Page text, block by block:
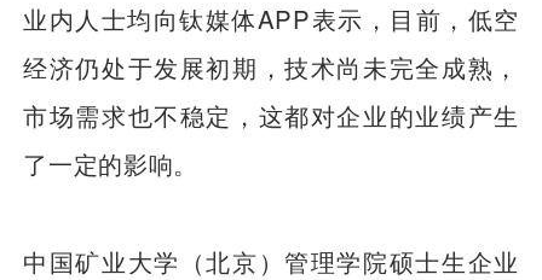
业内人士均向钛媒体APP表示，目前，低空
经济仍处于发展初期，技术尚未完全成熟，
市场需求也不稳定，这都对企业的业绩产生
了一定的影响。
中国矿业大学（北京）管理学院硕士生企业